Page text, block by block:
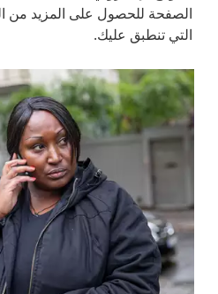
الصفحة للحصول على المزيد من
التي تنطبق عليك.